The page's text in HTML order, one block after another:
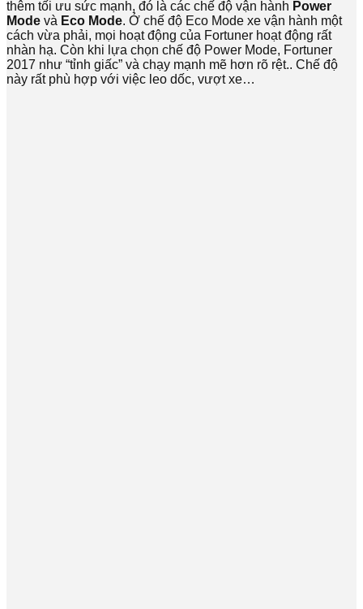
thêm tối ưu sức mạnh, đó là các chế độ vận hành Power
Mode và Eco Mode. Ở chế độ Eco Mode xe vận hành một
cách vừa phải, mọi hoạt động của Fortuner hoạt động rất
nhàn hạ. Còn khi lựa chọn chế độ Power Mode, Fortuner
2017 như “tỉnh giấc” và chạy mạnh mẽ hơn rõ rệt.. Chế độ
này rất phù hợp với việc leo dốc, vượt xe…